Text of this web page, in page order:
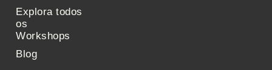
Explora todos
os
Workshops
Blog